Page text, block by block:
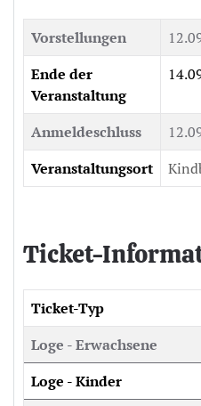
Vorstellungen
Ende der
Veranstaltung
Anmeldeschluss
Veranstaltungsort
Ticket-
Ticket-Typ
Loge - Erwachsene
Loge - Kinder